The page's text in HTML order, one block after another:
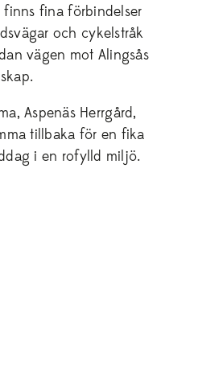
finns fina förbindelser
och cykelstråk
vägen mot Alingsås
Aspenäs Herrgård,
tillbaka för en fika
i en rofylld miljö.